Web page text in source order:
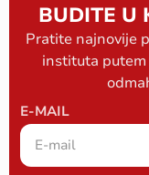
BUDITE U
Pratite najnovije
instituta
E-MAIL